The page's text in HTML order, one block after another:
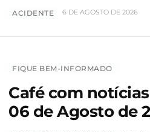
ACIDENTE 6 DE AGOSTO DE 2026
FIQUE BEM-INFORMADO
Café com
06 de Agosto de